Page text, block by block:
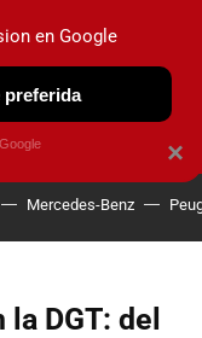
OBSERVATORIO
Mercedes-Benz
DGT: del
×
en Google
preferida